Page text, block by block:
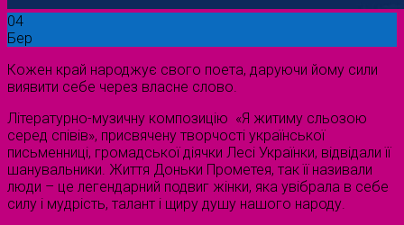
04
Бер
Кожен край народжує свого поета, даруючи йому сили
виявити себе через власне слово.
Літературно-музичну композицію «Я житиму сльозою
серед співів», присвячену творчості української
письменниці, громадської діячки Лесі Українки, відвідали її
шанувальники. Життя Доньки Прометея, так її називали
люди – це легендарний подвиг жінки, яка увібрала в себе
силу і мудрість, талант і щиру душу нашого народу.